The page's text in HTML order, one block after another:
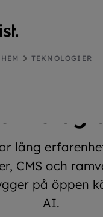
HEM TEKNOLOGIER
lång
CMS och
på öppen
AI.